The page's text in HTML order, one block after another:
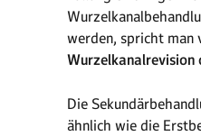
werden, spricht man
Wurzelkanalrevision
Die
ähnlich wie die